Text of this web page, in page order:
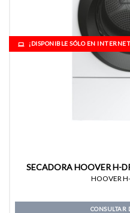
SECADORA HOOVER H-
HOOVER
CONSULTAR
¡DISPONIBLE SÓLO EN